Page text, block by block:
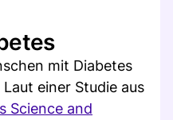
mit Diabetes
einer Studie aus
Science and